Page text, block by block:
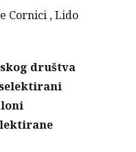
Cornici , Lido
društva